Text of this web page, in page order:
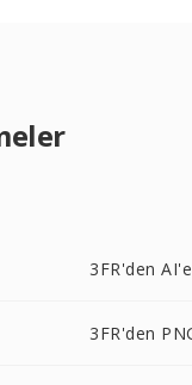
3FR'den AI'e
3FR'den